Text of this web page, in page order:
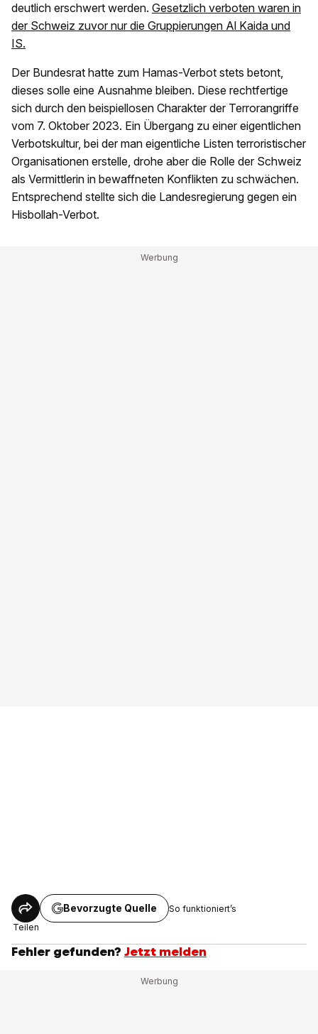
deutlich erschwert werden. Gesetzlich verboten waren in
der Schweiz zuvor nur die Gruppierungen Al Kaida und
IS.
Der Bundesrat hatte zum Hamas-Verbot stets betont,
dieses solle eine Ausnahme bleiben. Diese rechtfertige
sich durch den beispiellosen Charakter der Terrorangriffe
vom 7. Oktober 2023. Ein Übergang zu einer eigentlichen
Verbotskultur, bei der man eigentliche Listen terroristischer
Organisationen erstelle, drohe aber die Rolle der Schweiz
als Vermittlerin in bewaffneten Konflikten zu schwächen.
Entsprechend stellte sich die Landesregierung gegen ein
Hisbollah-Verbot.
Teilen
Bevorzugte Quelle So funktioniert’s
Fehler gefunden? Jetzt melden